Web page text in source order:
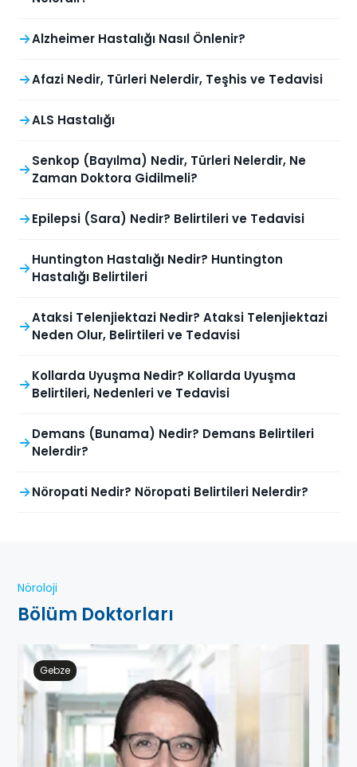
Alzheimer Hastalığı Nasıl Önlenir?
Afazi Nedir, Türleri Nelerdir, Teşhis ve Tedavisi
ALS Hastalığı
Senkop (Bayılma) Nedir, Türleri Nelerdir, Ne
Zaman Doktora Gidilmeli?
Epilepsi (Sara) Nedir? Belirtileri ve Tedavisi
Huntington Hastalığı Nedir? Huntington
Hastalığı Belirtileri
Ataksi Telenjiektazi Nedir? Ataksi Telenjiektazi
Neden Olur, Belirtileri ve Tedavisi
Kollarda Uyuşma Nedir? Kollarda Uyuşma
Belirtileri, Nedenleri ve Tedavisi
Demans (Bunama) Nedir? Demans Belirtileri
Nelerdir?
Nöropati Nedir? Nöropati Belirtileri Nelerdir?
Nöroloji
Bölüm Doktorları
Gebze